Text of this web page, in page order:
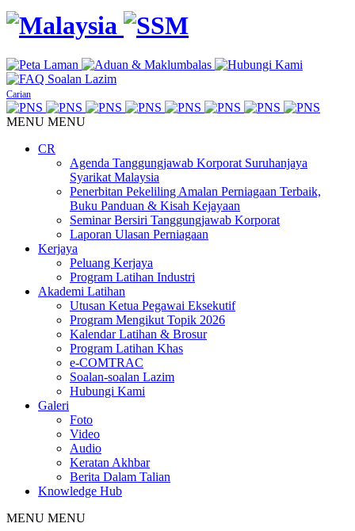
Carian
MENU MENU
CR
Agenda Tanggungjawab Korporat Suruhanjaya
Syarikat Malaysia
Penerbitan Pekeliling Amalan Perniagaan Terbaik,
Buku Panduan & Kisah Kejayaan
Seminar Bersiri Tanggungjawab Korporat
Laporan Ulasan Perniagaan
Kerjaya
Peluang Kerjaya
Program Latihan Industri
Akademi Latihan
Utusan Ketua Pegawai Eksekutif
Program Mengikut Topik 2026
Kalendar Latihan & Brosur
Program Latihan Khas
e-COMTRAC
Soalan-soalan Lazim
Hubungi Kami
Galeri
Foto
Video
Audio
Keratan Akhbar
Berita Dalam Talian
Knowledge Hub
MENU MENU